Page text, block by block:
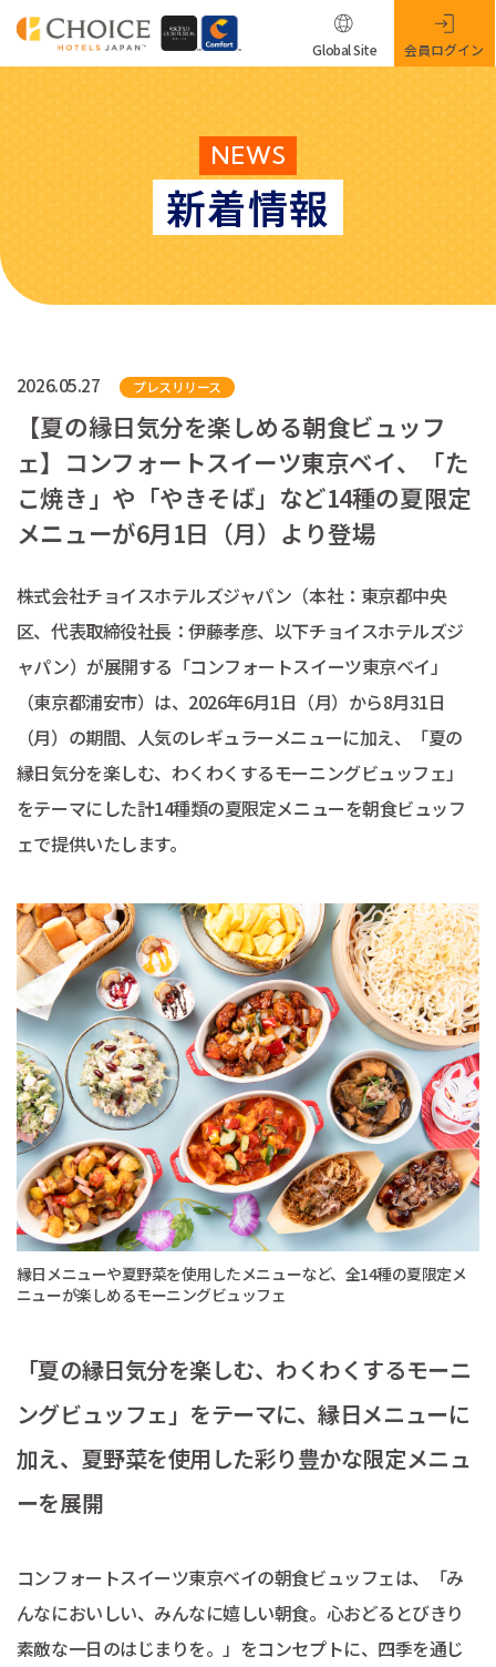
NEWS
新着情報
Global Site 会員ログイン
2026.05.27 プレスリリース
【夏の縁日気分を楽しめる朝食ビュッフ
ェ】コンフォートスイーツ東京ベイ、「た
こ焼き」や「やきそば」など14種の夏限定
メニューが6月1日（月）より登場
株式会社チョイスホテルズジャパン（本社：東京都中央
区、代表取締役社長：伊藤孝彦、以下チョイスホテルズジ
ャパン）が展開する「コンフォートスイーツ東京ベイ」
（東京都浦安市）は、2026年6月1日（月）から8月31日
（月）の期間、人気のレギュラーメニューに加え、「夏の
縁日気分を楽しむ、わくわくするモーニングビュッフェ」
をテーマにした計14種類の夏限定メニューを朝食ビュッフ
ェで提供いたします。
縁日メニューや夏野菜を使用したメニューなど、全14種の夏限定メ
ニューが楽しめるモーニングビュッフェ
「夏の縁日気分を楽しむ、わくわくするモーニ
ングビュッフェ」をテーマに、縁日メニューに
加え、夏野菜を使用した彩り豊かな限定メニュ
ーを展開
コンフォートスイーツ東京ベイの朝食ビュッフェは、「み
んなにおいしい、みんなに嬉しい朝食。心おどるとびきり
素敵な一日のはじまりを。」をコンセプトに、四季を通じ